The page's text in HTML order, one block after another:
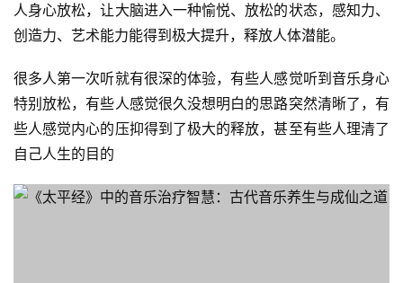
人身心放松，让大脑进入一种愉悦、放松的状态，感知力、
创造力、艺术能力能得到极大提升，释放人体潜能。
很多人第一次听就有很深的体验，有些人感觉听到音乐身心
特别放松，有些人感觉很久没想明白的思路突然清晰了，有
些人感觉内心的压抑得到了极大的释放，甚至有些人理清了
自己人生的目的